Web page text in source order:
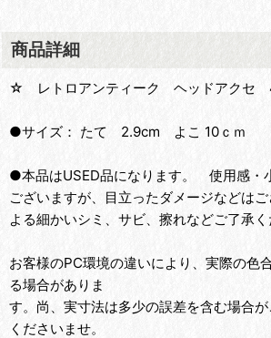
商品詳細
☆ レトロアンティーク ヘッドアク
●サイズ： たて 2.9cm よこ 10ｃｍ
●本品はUSED品になります。 使用感・
ございますが、目立ったダメージなどは
よる細かいシミ、サビ、擦れなどご了承く
お客様のPC環境の違いにより、実際の色
る場合がありま
す。尚、実寸法は多少の誤差を含む場合
くださいませ。